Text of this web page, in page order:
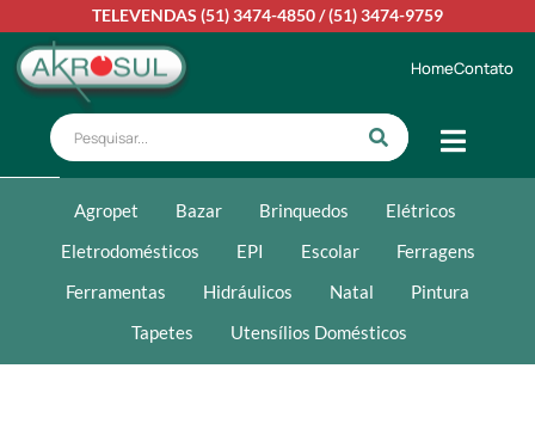
TELEVENDAS (51) 3474-4850/(51) 3474-9759
HomeContato
Agropet Bazar Brinquedos
Elétricos
Eletrodomésticos
EPI Escolar
Ferragens
Ferramentas
Hidráulicos Natal
Pintura
Tapetes
Utensílios Domésticos